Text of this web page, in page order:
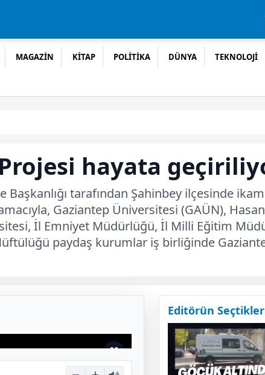
MAGAZİN KİTAP POLİTİKA DÜNYA TEKNOLOJİ
hayata
tarafından Şahinbey ilçesinde
Gaziantep Üniversitesi (GAÜN),
İl Emniyet Müdürlüğü, İl Milli Eğitim
paydaş kurumlar iş birliğinde
Editörün